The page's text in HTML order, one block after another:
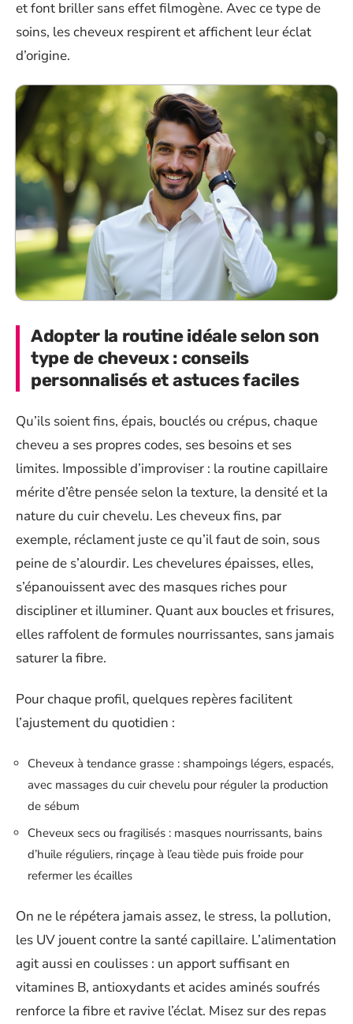
et font briller sans effet filmogène. Avec ce type de
soins, les cheveux respirent et affichent leur éclat
d’origine.
Adopter la routine idéale selon son
type de cheveux : conseils
personnalisés et astuces faciles
Qu’ils soient fins, épais, bouclés ou crépus, chaque
cheveu a ses propres codes, ses besoins et ses
limites. Impossible d’improviser : la routine capillaire
mérite d’être pensée selon la texture, la densité et la
nature du cuir chevelu. Les cheveux fins, par
exemple, réclament juste ce qu’il faut de soin, sous
peine de s’alourdir. Les chevelures épaisses, elles,
s’épanouissent avec des masques riches pour
discipliner et illuminer. Quant aux boucles et frisures,
elles raffolent de formules nourrissantes, sans jamais
saturer la fibre.
Pour chaque profil, quelques repères facilitent
l’ajustement du quotidien :
Cheveux à tendance grasse : shampoings légers, espacés,
avec massages du cuir chevelu pour réguler la production
de sébum
Cheveux secs ou fragilisés : masques nourrissants, bains
d’huile réguliers, rinçage à l’eau tiède puis froide pour
refermer les écailles
On ne le répétera jamais assez, le stress, la pollution,
les UV jouent contre la santé capillaire. L’alimentation
agit aussi en coulisses : un apport suffisant en
vitamines B, antioxydants et acides aminés soufrés
renforce la fibre et ravive l’éclat. Misez sur des repas